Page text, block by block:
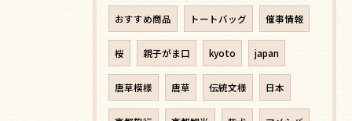
おすすめ商品 トートバッグ 催事情報
桜 親子がま口 kyoto japan
唐草模様 唐草 伝統文様 日本